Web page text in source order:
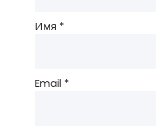
Имя *
Email *